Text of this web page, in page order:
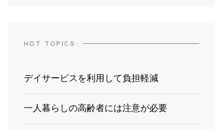
HOT TOPICS
デイサービスを利用して負担軽減
一人暮らしの高齢者には注意が必要